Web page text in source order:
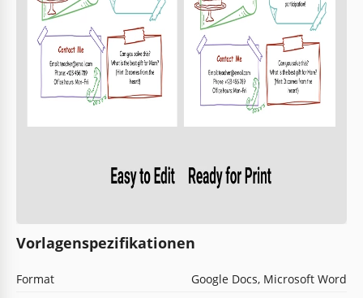
Vorlagenspezifikationen
Format
Google Docs, Microsoft Word